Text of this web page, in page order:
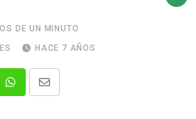
DE UN MINUTO
HACE 7 AÑOS